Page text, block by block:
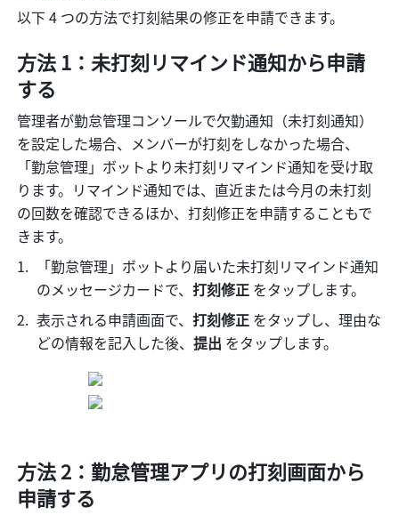
以下 4 つの方法で打刻結果の修正を申請できます。
方法 1：未打刻リマインド通知から申請
する
管理者が勤怠管理コンソールで欠勤通知（未打刻通知）
を設定した場合、メンバーが打刻をしなかった場合、
「勤怠管理」ボットより未打刻リマインド通知を受け取
ります。リマインド通知では、直近または今月の未打刻
の回数を確認できるほか、打刻修正を申請することもで
きます。
「勤怠管理」ボットより届いた未打刻リマインド通知
のメッセージカードで、打刻修正 をタップします。
表示される申請画面で、打刻修正 をタップし、理由な
どの情報を記入した後、提出 をタップします。
方法 2：勤怠管理アプリの打刻画面から
申請する